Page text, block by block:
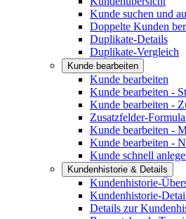
Kunde suchen und
Doppelte Kunden
Duplikate-Details
Duplikate-Vergleich
Kunde bearbeiten
Kunde bearbeiten
Kunde bearbeiten -
Kunde bearbeiten -
Zusatzfelder-
Kunde bearbeiten -
Kunde bearbeiten -
Kunde schnell
Kundenhistorie & Details
Kundenhistorie-
Kundenhistorie-
Details zur